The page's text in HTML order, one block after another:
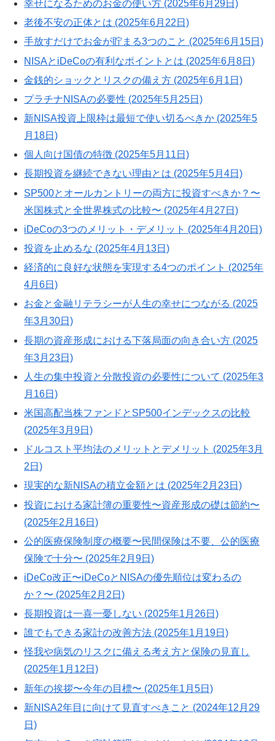
幸せになるためのお金の使い方 (2025年6月29日)
老後不安の正体とは (2025年6月22日)
手放すだけでお金が貯まる3つのこと (2025年6月15日)
NISAとiDeCoの有利なポイントとは (2025年6月8日)
金銭的ショックとリスクの備え方 (2025年6月1日)
プラチナNISAの必要性 (2025年5月25日)
新NISA投資上限枠は最短で使い切るべきか (2025年5
月18日)
個人向け国債の特徴 (2025年5月11日)
長期投資を継続できない理由とは (2025年5月4日)
SP500とオールカントリーの両方に投資すべきか？〜
米国株式と全世界株式の比較〜 (2025年4月27日)
iDeCoの3つのメリット・デメリット (2025年4月20日)
投資を止めるな (2025年4月13日)
経済的に良好な状態を実現する4つのポイント (2025年
4月6日)
お金と金融リテラシーが人生の幸せにつながる (2025
年3月30日)
長期の資産形成における下落局面の向き合い方 (2025
年3月23日)
人生の集中投資と分散投資の必要性について (2025年3
月16日)
米国高配当株ファンドとSP500インデックスの比較
(2025年3月9日)
ドルコスト平均法のメリットとデメリット (2025年3月
2日)
現実的な新NISAの積立金額とは (2025年2月23日)
投資における家計簿の重要性〜資産形成の礎は節約〜
(2025年2月16日)
公的医療保険制度の概要〜民間保険は不要、公的医療
保険で十分〜 (2025年2月9日)
iDeCo改正〜iDeCoとNISAの優先順位は変わるの
か？〜 (2025年2月2日)
長期投資は一喜一憂しない (2025年1月26日)
誰でもできる家計の改善方法 (2025年1月19日)
怪我や病気のリスクに備える考え方と保険の見直し
(2025年1月12日)
新年の挨拶〜今年の目標〜 (2025年1月5日)
新NISA2年目に向けて見直すべきこと (2024年12月29
日)